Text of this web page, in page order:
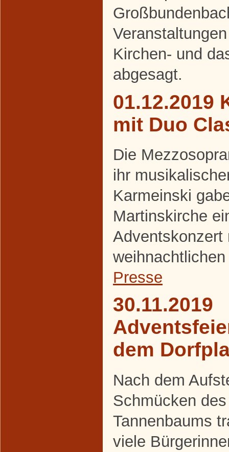
Kirchen- und
abgesagt.
01.12.2019
mit Duo
Die
ihr
Karmeinski
Martinskirche
Adventskonzert
Presse
30.11.2019
dem
Nach dem
Schmücken des
Tannenbaums
viele